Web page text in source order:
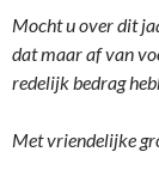
Mocht u over dit
dat maar af van
redelijk bedrag
Met vriendelijke